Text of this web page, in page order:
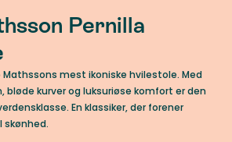
Pernilla
Mathssons mest ikoniske hvilestole. Med
bløde kurver og luksuriøse komfort er den
En klassiker, der forener
skønhed.